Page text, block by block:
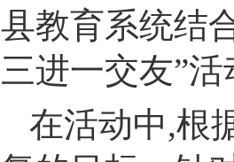
县教育系统结
三进一交友”
在活动中,根